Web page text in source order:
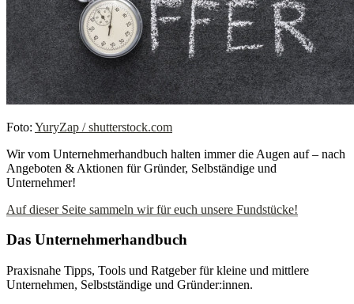
Foto: YuryZap / shutterstock.com
Wir vom Unternehmerhandbuch halten immer die Augen auf – nach
Angeboten & Aktionen für Gründer, Selbständige und
Unternehmer!
Auf dieser Seite sammeln wir für euch unsere Fundstücke!
Das Unternehmerhandbuch
Praxisnahe Tipps, Tools und Ratgeber für kleine und mittlere
Unternehmen, Selbstständige und Gründer:innen.